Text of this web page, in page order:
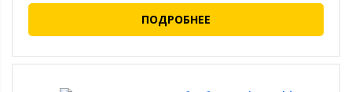
ПОДРОБНЕЕ